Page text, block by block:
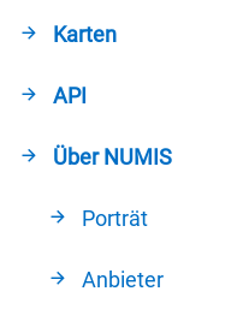
Karten
API
Über NUMIS
Porträt
Anbieter